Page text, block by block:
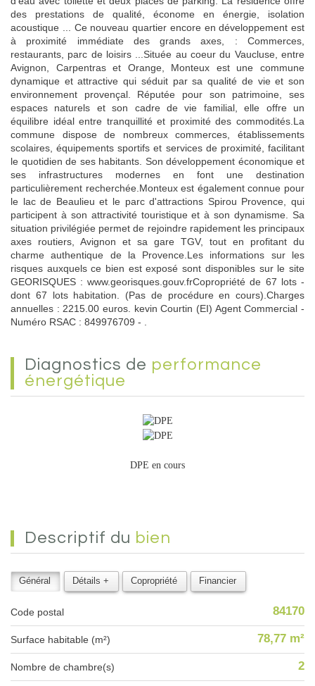
des prestations de qualité, économe en énergie, isolation
acoustique ... Ce nouveau quartier encore en développement est
à proximité immédiate des grands axes, : Commerces,
restaurants, parc de loisirs ...Située au coeur du Vaucluse, entre
Avignon, Carpentras et Orange, Monteux est une commune
dynamique et attractive qui séduit par sa qualité de vie et son
environnement provençal. Réputée pour son patrimoine, ses
espaces naturels et son cadre de vie familial, elle offre un
équilibre idéal entre tranquillité et proximité des commodités.La
commune dispose de nombreux commerces, établissements
scolaires, équipements sportifs et services de proximité, facilitant
le quotidien de ses habitants. Son développement économique et
ses infrastructures modernes en font une destination
particulièrement recherchée.Monteux est également connue pour
le lac de Beaulieu et le parc d'attractions Spirou Provence, qui
participent à son attractivité touristique et à son dynamisme. Sa
situation privilégiée permet de rejoindre rapidement les principaux
axes routiers, Avignon et sa gare TGV, tout en profitant du
charme authentique de la Provence.Les informations sur les
risques auxquels ce bien est exposé sont disponibles sur le site
GEORISQUES : www.georisques.gouv.frCopropriété de 67 lots -
dont 67 lots habitation. (Pas de procédure en cours).Charges
annuelles : 2215.00 euros. kevin Courtin (EI) Agent Commercial -
Numéro RSAC : 849976709 - .
diagnostics de performance
énergétique
DPE en cours
descriptif du bien
Général Détails + Copropriété Financier
Code postal 84170
Surface habitable (m²) 78,77 m²
Nombre de chambre(s) 2